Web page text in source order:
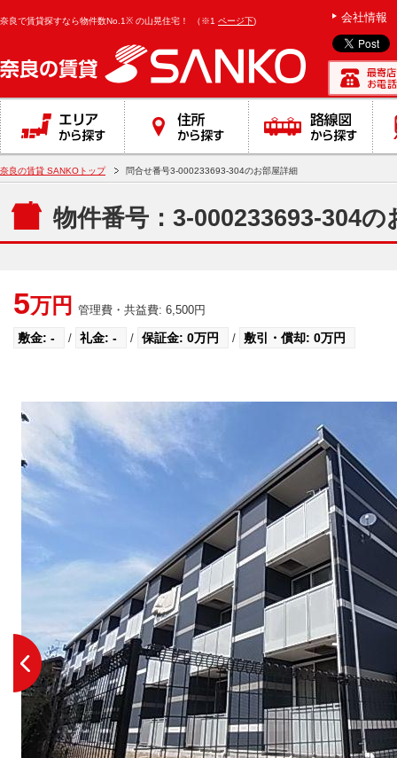
奈良で賃貸探すなら物件数No.1※ の山晃住宅！ （※1 ページ下) 会社情報
奈良の賃貸 SANKOトップ 問合せ番号3-000233693-304のお部屋詳細
物件番号：3-000233693-304の
5 管理費・共益費: 6,500円
敷金: - / 礼金: - / 保証金: 0万円 / 敷引・償却: 0万円